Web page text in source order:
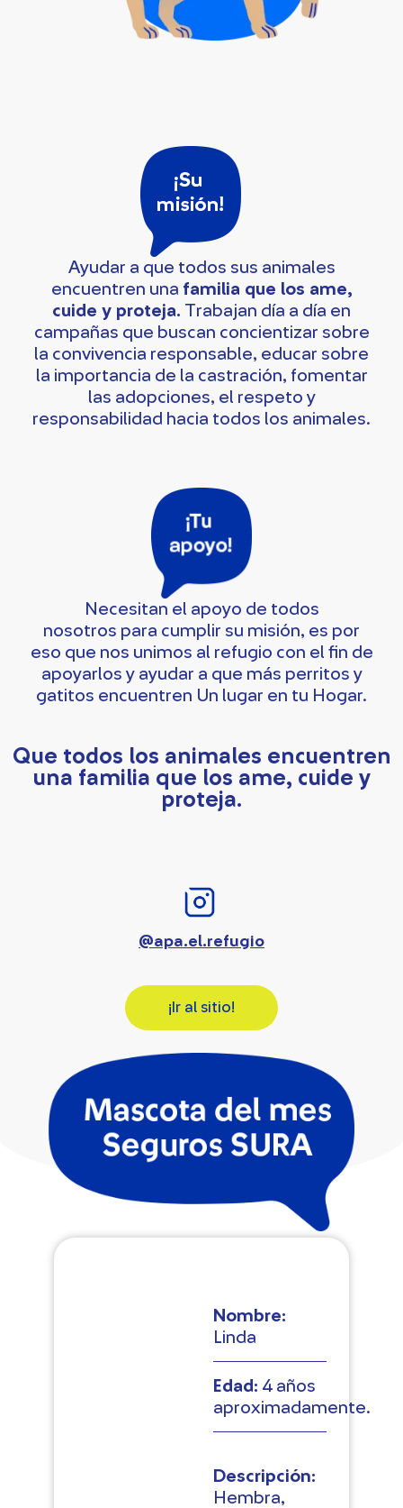
Ayudar a que todos sus animales
encuentren una familia que los ame,
cuide y proteja. Trabajan día a día en
campañas que buscan concientizar sobre
la convivencia responsable, educar sobre
la importancia de la castración, fomentar
las adopciones, el respeto y
responsabilidad hacia todos los animales.
Necesitan el apoyo de todos
nosotros para cumplir su misión, es por
eso que nos unimos al refugio con el fin de
apoyarlos y ayudar a que más perritos y
gatitos encuentren Un lugar en tu Hogar.
Que todos los animales encuentren
una familia que los ame, cuide y
proteja.
@apa.el.refugio
¡Ir al sitio!
Nombre:
Linda
Edad: 4 años
aproximadamente.
Descripción:
Hembra,